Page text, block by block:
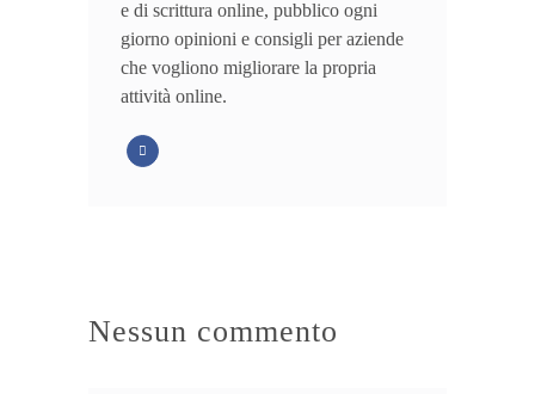
e di scrittura online, pubblico ogni
giorno opinioni e consigli per aziende
che vogliono migliorare la propria
attività online.
Nessun commento